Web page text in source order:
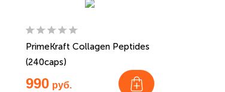
PrimeKraft Collagen Peptides
(240caps)
990 руб.